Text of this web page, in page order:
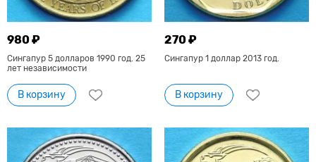
980 ₽
Сингапур 5 долларов 1990 год. 25
лет независимости
В корзину
270 ₽
Сингапур 1 доллар 2013 год.
В корзину